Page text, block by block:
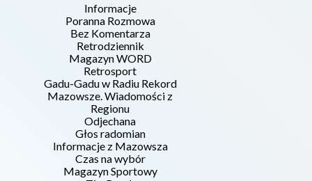
Informacje
Poranna Rozmowa
Bez Komentarza
Retrodziennik
Magazyn WORD
Retrosport
Gadu-Gadu w Radiu Rekord
Mazowsze. Wiadomości z
Regionu
Odjechana
Głos radomian
Informacje z Mazowsza
Czas na wybór
Magazyn Sportowy